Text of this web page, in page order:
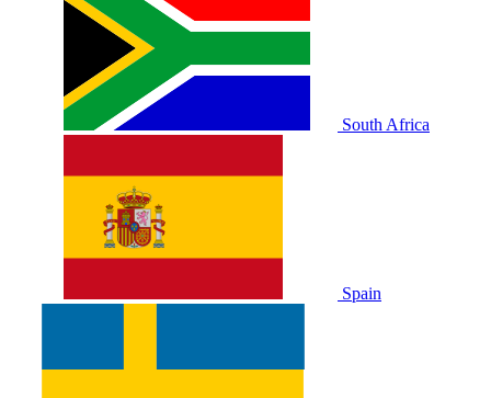
South Africa
Spain